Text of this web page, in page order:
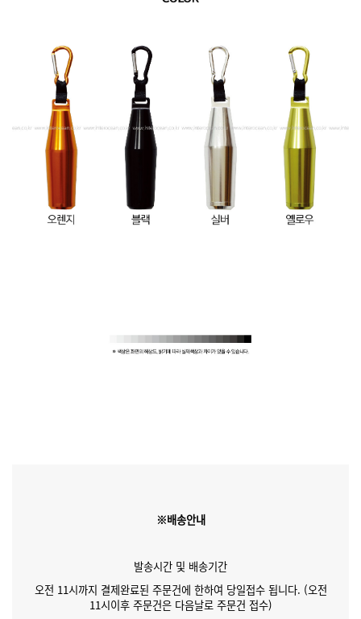
※배송안내
발송시간 및 배송기간
오전 11시까지 결제완료된 주문건에 한하여 당일접수 됩니다. (오전
11시이후 주문건은 다음날로 주문건 접수)